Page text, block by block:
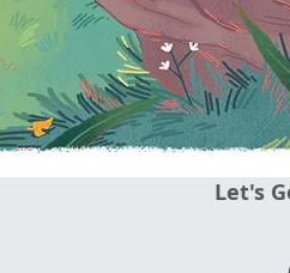
Let's